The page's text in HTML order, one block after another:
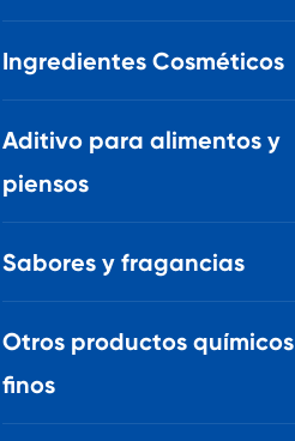
Ingredientes Cosméticos
Aditivo para alimentos y
piensos
Sabores y fragancias
Otros productos químicos
finos